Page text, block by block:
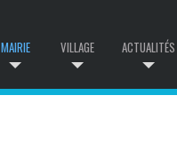
ACTUALITÉS
VILLAGE
MAIRIE